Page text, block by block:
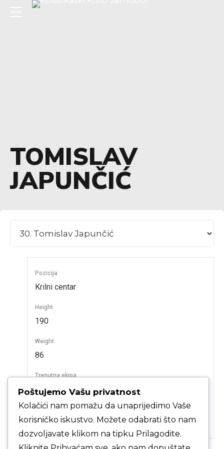
TOMISLAV
JAPUNČIĆ
Pozicija
Krilni centar
Height
190
Weight
86
Trenutna ekipa
KK Samobor veterani, KK Samobor veterani
Past Teams
KK Samobor veterani, KK Samobor veterani
Poštujemo Vašu privatnost
Kolačići nam pomažu da unaprijedimo Vaše
korisničko iskustvo. Možete odabrati što nam
dozvoljavate klikom na tipku Prilagodite.